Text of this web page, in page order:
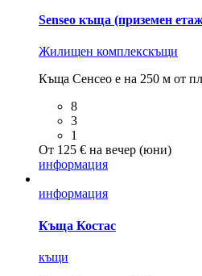
Senseo къща (приземен
Жилищен комплекскъщи
Къща Сенсео е на 250 м от
8
3
1
От 125 € на вечер (юни)
информация
информация
Къща Костас
къщи